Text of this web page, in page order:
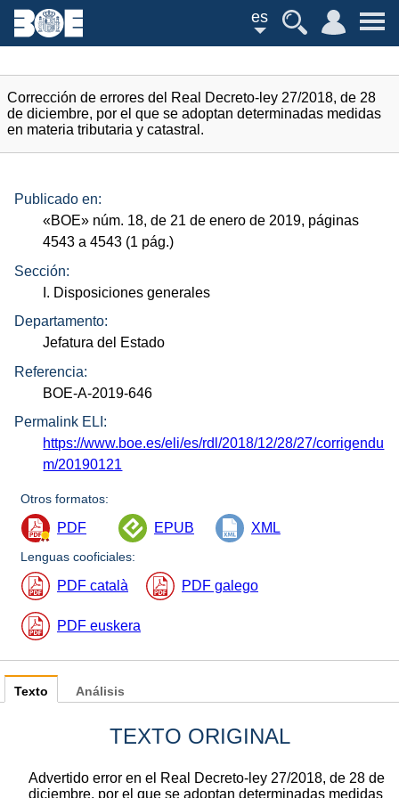
es
Corrección de errores del Real Decreto-ley 27/2018, de 28
de diciembre, por el que se adoptan determinadas medidas
en materia tributaria y catastral.
Publicado en:
«BOE» núm. 18, de 21 de enero de 2019, páginas
4543 a 4543 (1 pág.)
Sección:
I. Disposiciones generales
Departamento:
Jefatura del Estado
Referencia:
BOE-A-2019-646
Permalink ELI:
https://www.boe.es/eli/es/rdl/2018/12/28/27/corrigendu
m/20190121
Otros formatos:
PDF EPUB XML
Lenguas cooficiales:
PDF català PDF galego
PDF euskera
Texto
TEXTO ORIGINAL
Advertido error en el Real Decreto-ley 27/2018, de 28 de
diciembre, por el que se adoptan determinadas medidas
Análisis